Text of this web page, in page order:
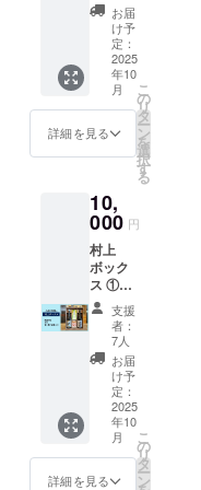
E
COMIN
DAY」
テー
マ：
「HOM
E
今回は
中等大
体育館
を総会
会場と
し、よ
り多く
の卒業
生に参
加して
もらえ
るよ
う、盛
大な
ホーム
カミン
グデー
（しめ
はりつ
る は
な）、
大洋盛
紫雲
（たい
ようざ
かり し
うん）
花（し
めはり
つる は
な） 酒
質 普通
酒 アル
コール
度数 15
度 精米
歩合
60% 日
本酒度
+4 20歳
未満の
飲酒は
法律で
禁止さ
お届
け予
定：
2025
年10
月
詳細を見る
こ
の
リ
タ
ー
ン
を
選
択
す
る
10,
000 円
村上
ボック
ス ①筋
子屋 塩
引き鮭
ほぐ
し
《食品
表示》
名称：
塩引き
鮭ほぐ
し 原材
料：鮭
支援
者：
7人
お届
け予
定：
2025
年10
月
詳細を見る
こ
の
リ
タ
ー
ン